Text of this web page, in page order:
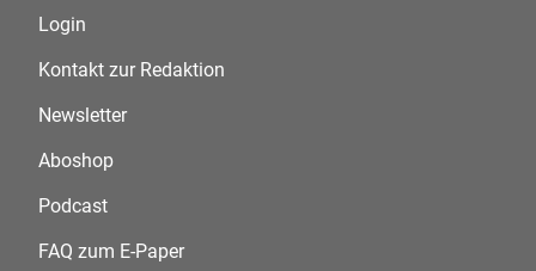
Login
Kontakt zur Redaktion
Newsletter
Aboshop
Podcast
FAQ zum E-Paper